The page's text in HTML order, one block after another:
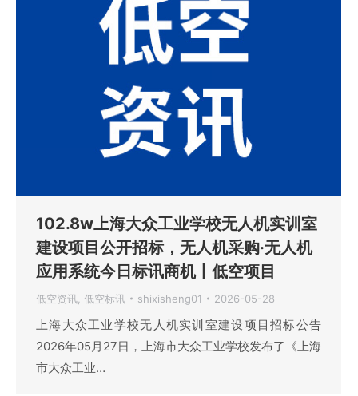
102.8w上海大众工业学校无人机实训室
建设项目公开招标，无人机采购·无人机
应用系统今日标讯商机丨低空项目
低空资讯, 低空标讯 shixisheng01 2026-05-28
上海大众工业学校无人机实训室建设项目招标公告
2026年05月27日，上海市大众工业学校发布了《上海
市大众工业…